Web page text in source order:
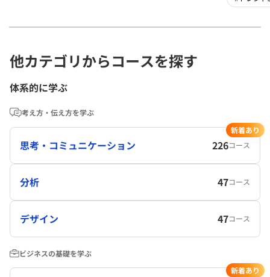
他カテゴリからコースを探す
体系的に学ぶ
考え方・伝え方を学ぶ
思考・コミュニケーション 226コース
新着あり
分析 47コース
デザイン 47コース
ビジネスの基礎を学ぶ
新着あり